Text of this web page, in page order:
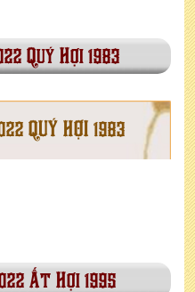
Quý Hợi 1983
QUÝ HỢI 1983
Ất Hợi 1995